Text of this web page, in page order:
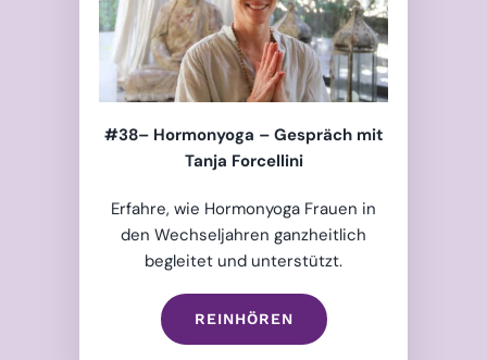
#38– Hormonyoga – Gespräch mit
Tanja Forcellini
Erfahre, wie Hormonyoga Frauen in
den Wechseljahren ganzheitlich
begleitet und unterstützt.
REINHÖREN